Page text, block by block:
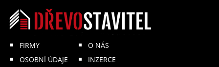
FIRMY
OSOBNÍ ÚDAJE
O NÁS
INZERCE